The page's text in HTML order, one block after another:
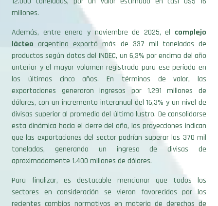
Además, entre enero y noviembre de 2025, el
lácteo
argentino exportó más de 337 mil toneladas de
productos según datos del INDEC, un 6,3% por encima del año
anterior y el mayor volumen registrado para ese período en
los últimos cinco años. En términos de valor, las
exportaciones generaron ingresos por 1.291 millones de
dólares, con un incremento interanual del 16,3% y un nivel de
divisas superior al promedio del último lustro. De consolidarse
esta dinámica hacia el cierre del año, las proyecciones indican
que las exportaciones del sector podrían superar las 370 mil
toneladas, generando un ingreso de divisas de
aproximadamente 1.400 millones de dólares.
Para finalizar, es destacable mencionar que todos los
sectores en consideración se vieron favorecidos por los
recientes cambios normativos en materia de derechos de
exportación: 2025 fue el primer año calendario completo bajo